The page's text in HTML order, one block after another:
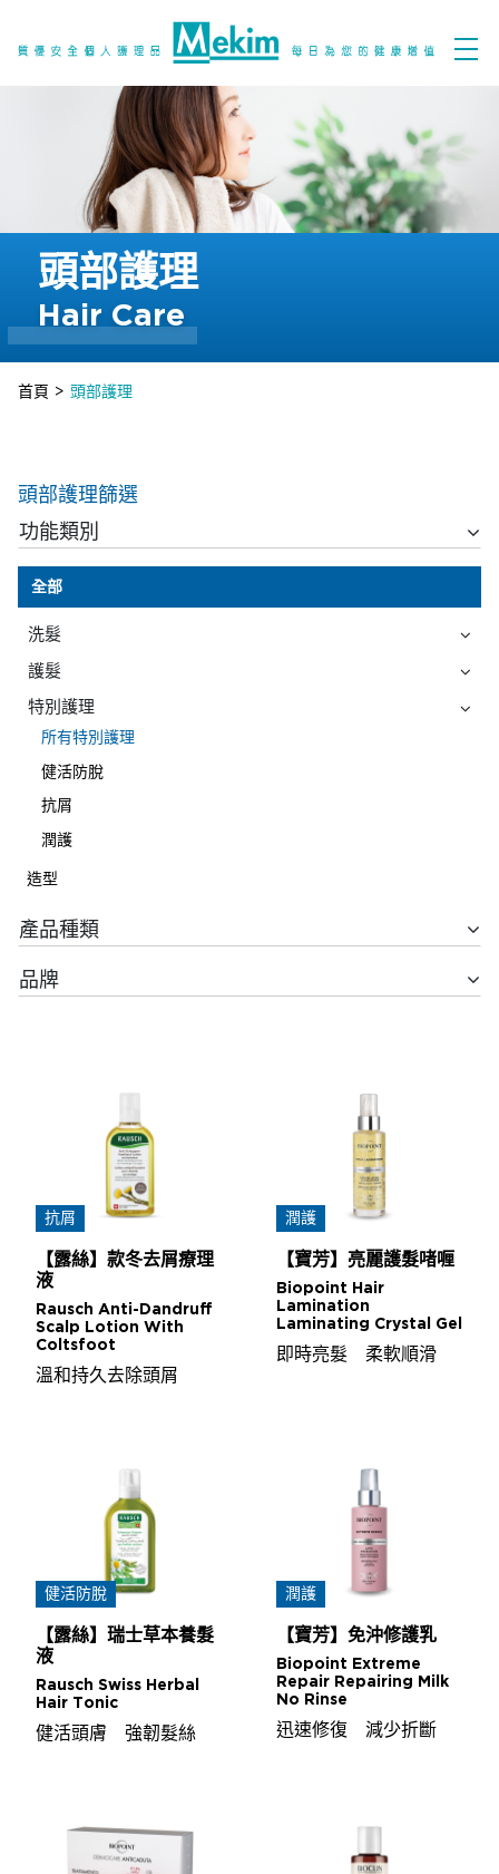
頭部護理
Hair Care
首頁 > 頭部護理
頭部護理篩選
功能類別
全部
洗髮
護髮
特別護理
所有特別護理
健活防脫
抗屑
潤護
造型
產品種類
品牌
抗屑
【露絲】款冬去屑療理
液
Rausch Anti-Dandruff
Scalp Lotion With
Coltsfoot
溫和持久去除頭屑
潤護
【寶芳】亮麗護髮啫喱
Biopoint Hair
Lamination
Laminating Crystal Gel
即時亮髮 柔軟順滑
健活防脫
【露絲】瑞士草本養髮
液
Rausch Swiss Herbal
Hair Tonic
健活頭膚 強韌髮絲
潤護
【寶芳】免沖修護乳
Biopoint Extreme
Repair Repairing Milk
No Rinse
迅速修復 減少折斷